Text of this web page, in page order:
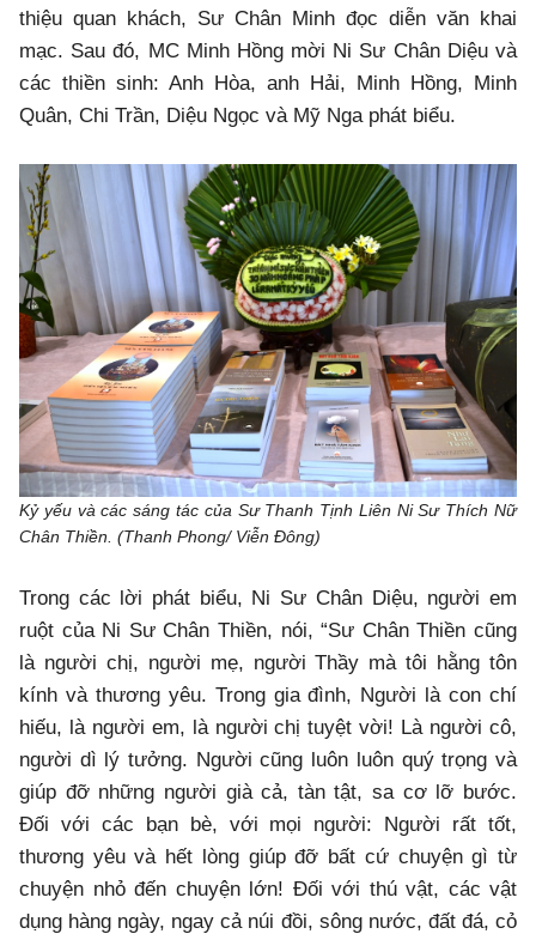
thiệu quan khách, Sư Chân Minh đọc diễn văn khai
mạc. Sau đó, MC Minh Hồng mời Ni Sư Chân Diệu và
các thiền sinh: Anh Hòa, anh Hải, Minh Hồng, Minh
Quân, Chi Trần, Diệu Ngọc và Mỹ Nga phát biểu.
Kỷ yếu và các sáng tác của Sư Thanh Tịnh Liên Ni Sư Thích Nữ
Chân Thiền. (Thanh Phong/ Viễn Đông)
Trong các lời phát biểu, Ni Sư Chân Diệu, người em
ruột của Ni Sư Chân Thiền, nói, “Sư Chân Thiền cũng
là người chị, người mẹ, người Thầy mà tôi hằng tôn
kính và thương yêu. Trong gia đình, Người là con chí
hiếu, là người em, là người chị tuyệt vời! Là người cô,
người dì lý tưởng. Người cũng luôn luôn quý trọng và
giúp đỡ những người già cả, tàn tật, sa cơ lỡ bước.
Đối với các bạn bè, với mọi người: Người rất tốt,
thương yêu và hết lòng giúp đỡ bất cứ chuyện gì từ
chuyện nhỏ đến chuyện lớn! Đối với thú vật, các vật
dụng hàng ngày, ngay cả núi đồi, sông nước, đất đá, cỏ